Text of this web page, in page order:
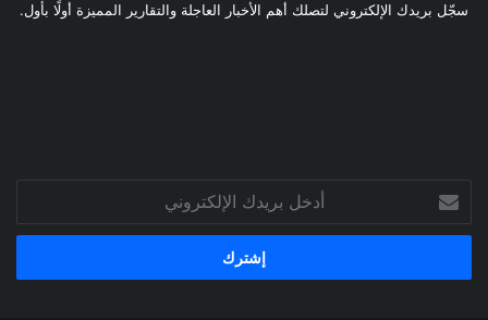
سجّل بريدك الإلكتروني لتصلك أهم الأخبار العاجلة والتقارير المميزة أولًا بأول.
أدخل
بريدك
الإلكتروني